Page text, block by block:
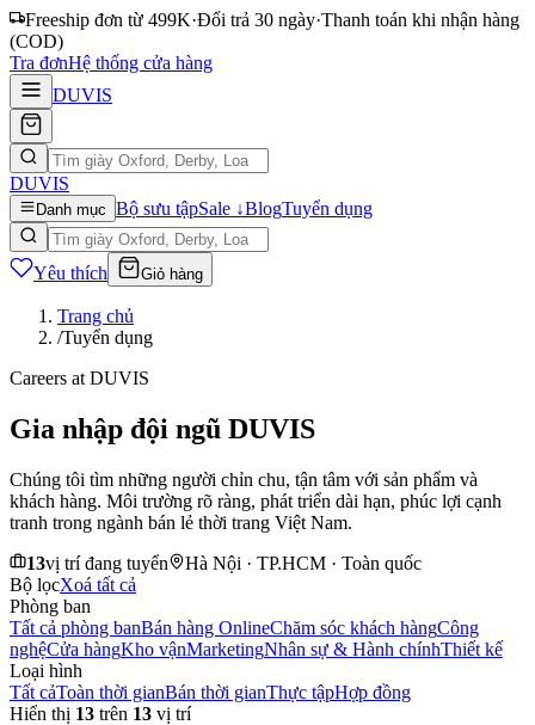
Freeship đơn từ 499K·Đổi trả 30 ngày·Thanh toán khi nhận hàng
(COD)
Tra đơnHệ thống cửa hàng
DUVIS
DUVIS
Danh mục Bộ sưu tậpSale ↓BlogTuyển dụng
Yêu thích Giỏ hàng
Trang chủ
/Tuyển dụng
Careers at DUVIS
Gia nhập đội ngũ DUVIS
Chúng tôi tìm những người chỉn chu, tận tâm với sản phẩm và
khách hàng. Môi trường rõ ràng, phát triển dài hạn, phúc lợi cạnh
tranh trong ngành bán lẻ thời trang Việt Nam.
13vị trí đang tuyển
Hà Nội · TP.HCM · Toàn quốc
Bộ lọcXoá tất cả
Phòng ban
Tất cả phòng banBán hàng OnlineChăm sóc khách hàngCông
nghệCửa hàngKho vậnMarketingNhân sự & Hành chínhThiết kế
Loại hình
Tất cảToàn thời gianBán thời gianThực tậpHợp đồng
Hiển thị 13 trên 13 vị trí